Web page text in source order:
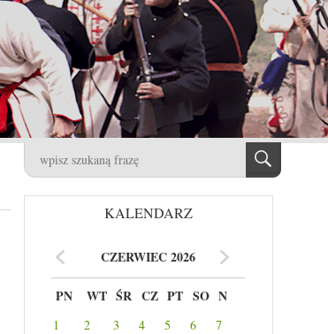
KALENDARZ
CZERWIEC 2026
PN WT ŚR CZ PT SO N
1 2 3 4 5 6
7